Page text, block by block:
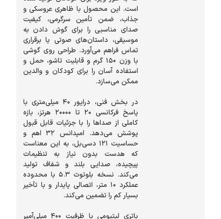
است. این محصول با ظاهری عروسکی و
جذاب، ضمن تأمین سرگرمی، کیفیت
صدای مناسبی را برای گوش دادن به
موسیقی، داستان‌های صوتی یا برقراری
تماس فراهم می‌آورد. طراحی روی گوشی
با وزن ۱۵۰ گرم و قابلیت تاشو، حمل و
استفاده آسان را برای کودکان و والدین
در بخش فنی، درایور ۴۰ میلی‌متری با
پاسخ فرکانسی ۲۰ تا ۲۰۰۰۰ هرتز، بازه
کاملی از صداها را با جزئیات قابل قبول
پوشش می‌دهد. امپدانس ۳۲ اهم و
حساسیت ۱۲۱ دسی‌بل، به این معناست
که هدست بدون نیاز به تنظیمات
پیچیده، صدایی بلند و شفاف تولید
می‌کند. نسخه بلوتوث ۵.۳ با محدوده
عملکرد ۱۰ متر، اتصالی پایدار و با تأخیر
باتری لیتیومی با ظرفیت ۴۰۰ میلی‌آمپر